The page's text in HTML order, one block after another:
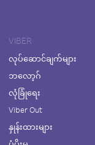
VIBER
လုပ်ဆောင်ချက်များ
ဘလော့ဂ်
လုံခြုံရေး
Viber Out
နှုန်းထားများ